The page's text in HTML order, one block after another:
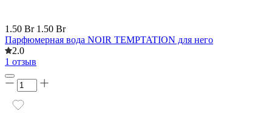
1.50 Br 1.50 Br
Парфюмерная вода NOIR TEMPTATION для него
2.0
1 отзыв